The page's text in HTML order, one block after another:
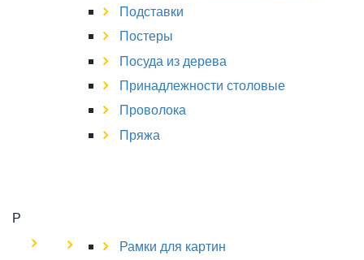
Подставки
Постеры
Посуда из дерева
Принадлежности столовые
Проволока
Пряжа
Р
Рамки для картин